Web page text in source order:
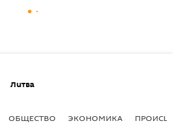
Литва
ОБЩЕСТВО ЭКОНОМИКА